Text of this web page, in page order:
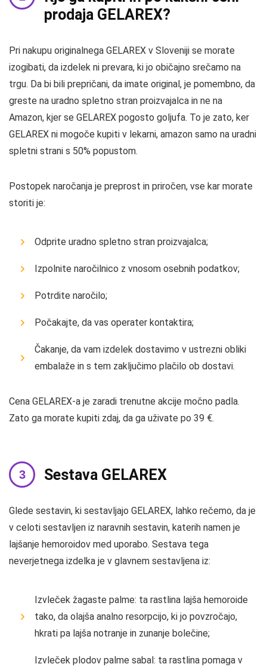
prodaja GELAREX?
Pri nakupu originalnega GELAREX v Sloveniji se morate
izogibati, da izdelek ni prevara, ki jo običajno srečamo na
trgu. Da bi bili prepričani, da imate original, je pomembno, da
greste na uradno spletno stran proizvajalca in ne na
Amazon, kjer se GELAREX pogosto goljufa. To je zato, ker
GELAREX ni mogoče kupiti v lekarni, amazon samo na uradni
spletni strani s 50% popustom.
Postopek naročanja je preprost in priročen, vse kar morate
storiti je:
Odprite uradno spletno stran proizvajalca;
Izpolnite naročilnico z vnosom osebnih podatkov;
Potrdite naročilo;
Počakajte, da vas operater kontaktira;
Čakanje, da vam izdelek dostavimo v ustrezni obliki
embalaže in s tem zaključimo plačilo ob dostavi.
Cena GELAREX-a je zaradi trenutne akcije močno padla.
Zato ga morate kupiti zdaj, da ga uživate po 39 €.
Sestava GELAREX
Glede sestavin, ki sestavljajo GELAREX, lahko rečemo, da je
v celoti sestavljen iz naravnih sestavin, katerih namen je
lajšanje hemoroidov med uporabo. Sestava tega
neverjetnega izdelka je v glavnem sestavljena iz:
Izvleček žagaste palme: ta rastlina lajša hemoroide
tako, da olajša analno resorpcijo, ki jo povzročajo,
hkrati pa lajša notranje in zunanje bolečine;
Izvleček plodov palme sabal: ta rastlina pomaga v